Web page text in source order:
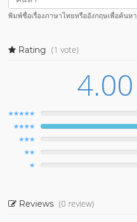
พิมพ์ชื่อเรื่องภาษาไทยหรืออังกฤษเพื่อค้นหา
Rating (1 vote)
4.00
Reviews (0 review)